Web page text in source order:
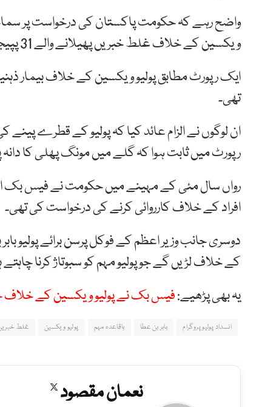
واضح رہے کہ حکومت پاکستان کی درخواست پر
ویکسین کے خلاف غلط خبریں پھیلانے والے 31 پپیجز کو بلاک کر دیا ہے۔
ایک رپورٹ مطابق پولیو ویکسین کے خلاف بیمار
تھی۔
ان لوگوں نے الزام عائد کیا کہ پولیو کے قطرے
رپورٹ میں ثابت ہوا کہ گلے میں مونگ پھلی کا
رواں سال مئی کے مہینے میں حکومت نے فیس بک
افراد کے خلاف کارروائی کرنے کی درخواست کی تھی۔
دوسری جانب وزیر اعظم کے فوکل پرسن برائے پولیو
کے خلاف لڑیں گے جو پولیو مہم کو سبوتاژ کرنا چاہتے
یہ بھی پڑھیے:فیس بک نے پولیو ویکسین کے خلاف
انسداد پولیو پروگرام بابر بن عطا باقاعدہ مہم پولیو ویکسین غلط
نعمان مقصود